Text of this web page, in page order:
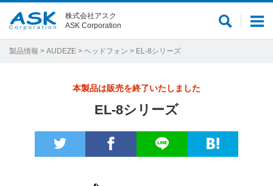
メ
サ
株式会社アスク
ASK Corporation
製品情報 > AUDEZE > ヘッドフォン > EL-8シリーズ
本製品は販売を終了いたしました
EL-8シリーズ